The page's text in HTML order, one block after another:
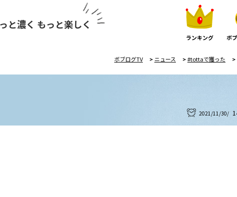
と濃く もっと楽しく
ランキング ボ
ボブログTV > ニュース >#tottaで獲った >
2021/11/30/